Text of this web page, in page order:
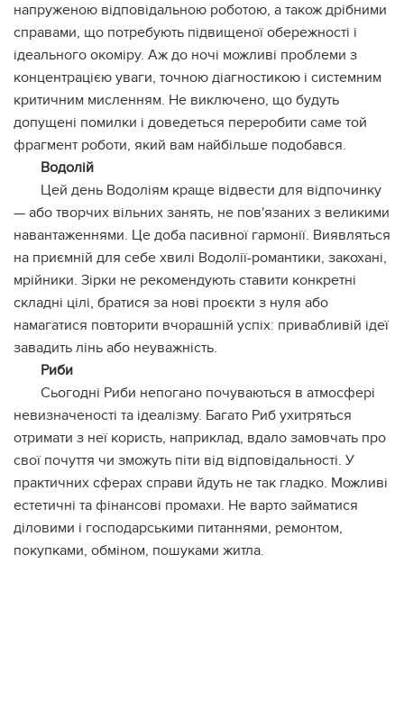
напруженою відповідальною роботою, а також дрібними
справами, що потребують підвищеної обережності і
ідеального окоміру. Аж до ночі можливі проблеми з
концентрацією уваги, точною діагностикою і системним
критичним мисленням. Не виключено, що будуть
допущені помилки і доведеться переробити саме той
фрагмент роботи, який вам найбільше подобався.
Водолій
Цей день Водоліям краще відвести для відпочинку
— або творчих вільних занять, не пов'язаних з великими
навантаженнями. Це доба пасивної гармонії. Виявляться
на приємній для себе хвилі Водолії-романтики, закохані,
мрійники. Зірки не рекомендують ставити конкретні
складні цілі, братися за нові проєкти з нуля або
намагатися повторити вчорашній успіх: привабливій ідеї
завадить лінь або неуважність.
Риби
Сьогодні Риби непогано почуваються в атмосфері
невизначеності та ідеалізму. Багато Риб ухитряться
отримати з неї користь, наприклад, вдало замовчать про
свої почуття чи зможуть піти від відповідальності. У
практичних сферах справи йдуть не так гладко. Можливі
естетичні та фінансові промахи. Не варто займатися
діловими і господарськими питаннями, ремонтом,
покупками, обміном, пошуками житла.